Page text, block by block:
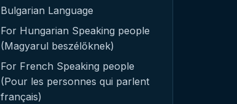
Bulgarian Language
For Hungarian Speaking people
(Magyarul beszélőknek)
For French Speaking people
(Pour les personnes qui parlent
français)